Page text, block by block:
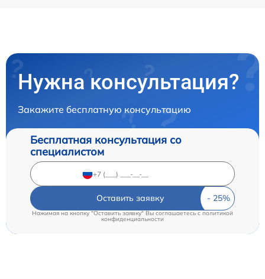
Нужна консультация?
Закажите бесплатную консультацию
Бесплатная консультация со
специалистом
Оставить заявку
Нажимая на кнопку "Оставить заявку" Вы соглашаетесь cполитикой
конфиденциальности